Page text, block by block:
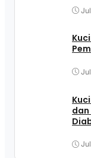
dan